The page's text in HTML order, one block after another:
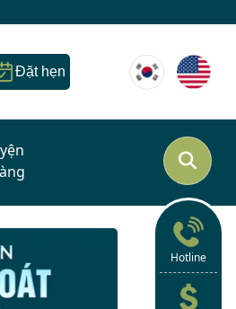
Đặt hẹn
Hotline